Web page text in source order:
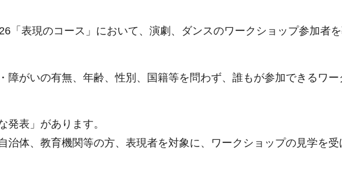
表現のコース」において、演劇、ダンスのワークショップ参加者
がいの有無、年齢、性別、国籍等を問わず、誰もが参加できるワ
表」があります。
体、教育機関等の方、表現者を対象に、ワークショップの見学を受